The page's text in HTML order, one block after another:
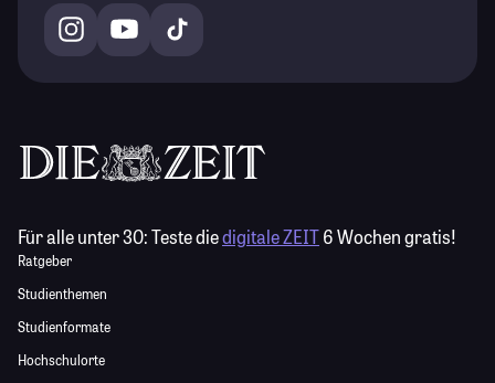
Für alle unter 30:Teste diedigitale ZEIT6 Wochen gratis!
Ratgeber
Studienthemen
Studienformate
Hochschulorte